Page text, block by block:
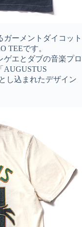
ガーメントダイコット
TEEです。
ゲエとダブの音楽プロ
AUGUSTUS
し込まれたデザイン